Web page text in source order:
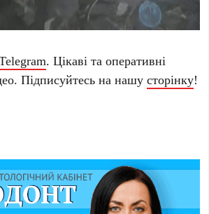
. Цікаві та оперативні
Підписуйтесь на нашусторінку!